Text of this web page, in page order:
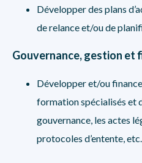
Développer des plans
de relance et/ou de
Gouvernance, gestion et
Développer et/ou
formation spécialisés et
gouvernance, les actes
protocoles d’entente, etc.